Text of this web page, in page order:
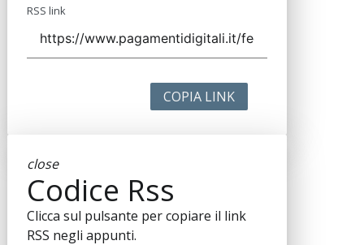
RSS link
COPIA LINK
close
Codice Rss
Clicca sul pulsante per copiare il link
RSS negli appunti.